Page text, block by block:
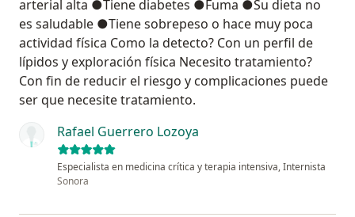
arterial alta ●Tiene diabetes ●Fuma ●Su dieta no
es saludable ●Tiene sobrepeso o hace muy poca
actividad física Como la detecto? Con un perfil de
lípidos y exploración física Necesito tratamiento?
Con fin de reducir el riesgo y complicaciones puede
ser que necesite tratamiento.
Rafael Guerrero Lozoya
Especialista en medicina crítica y terapia intensiva, Internista
Sonora